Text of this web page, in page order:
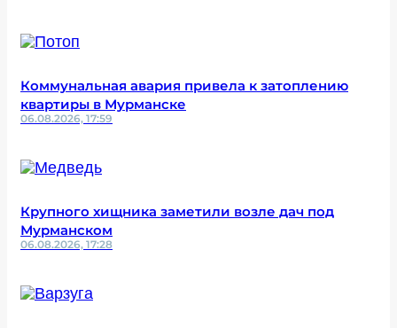
Коммунальная авария привела к затоплению
квартиры в Мурманске
06.08.2026, 17:59
Крупного хищника заметили возле дач под
Мурманском
06.08.2026, 17:28